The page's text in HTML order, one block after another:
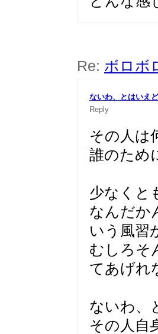
Re: ボロボ
ないわ、とはいえど
Reply
その人は
誰のため
少なくと
なんだか
いう風習
むしろそ
てあげれ
ないわ、
その人自